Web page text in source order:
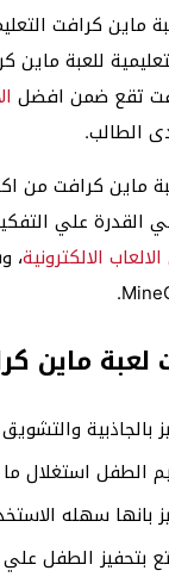
ماين كرافت
للعبة ماين
تقع ضمن افضل
الطالب.
ماين كرافت من
القدرة علي
الالكترونية،
لعبة ماين
بالجاذبية
الطفل استغلال
بانها سهله
بتحفيز الطفل